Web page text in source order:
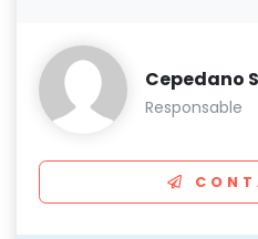
Cepedano
Responsable